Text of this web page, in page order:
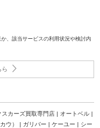
、該当サービスの利用状況や検討内
ら
カーズ買取専門店 | オートベル |
ウ） | ガリバー | ケーユー | シー